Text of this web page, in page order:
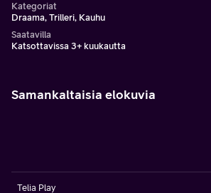
Kategoriat
Draama, Trilleri, Kauhu
Saatavilla
Katsottavissa 3+ kuukautta
Samankaltaisia elokuvia
Telia Play